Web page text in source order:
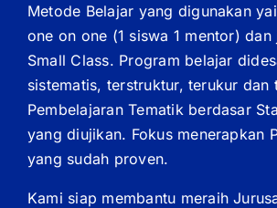
Metode Belajar yang digunakan
one on one (1 siswa 1 mentor) dan
Small Class. Program belajar
sistematis, terstruktur, terukur dan
Pembelajaran Tematik berdasar
yang diujikan. Fokus menerapkan
yang sudah proven.
Kami siap membantu meraih